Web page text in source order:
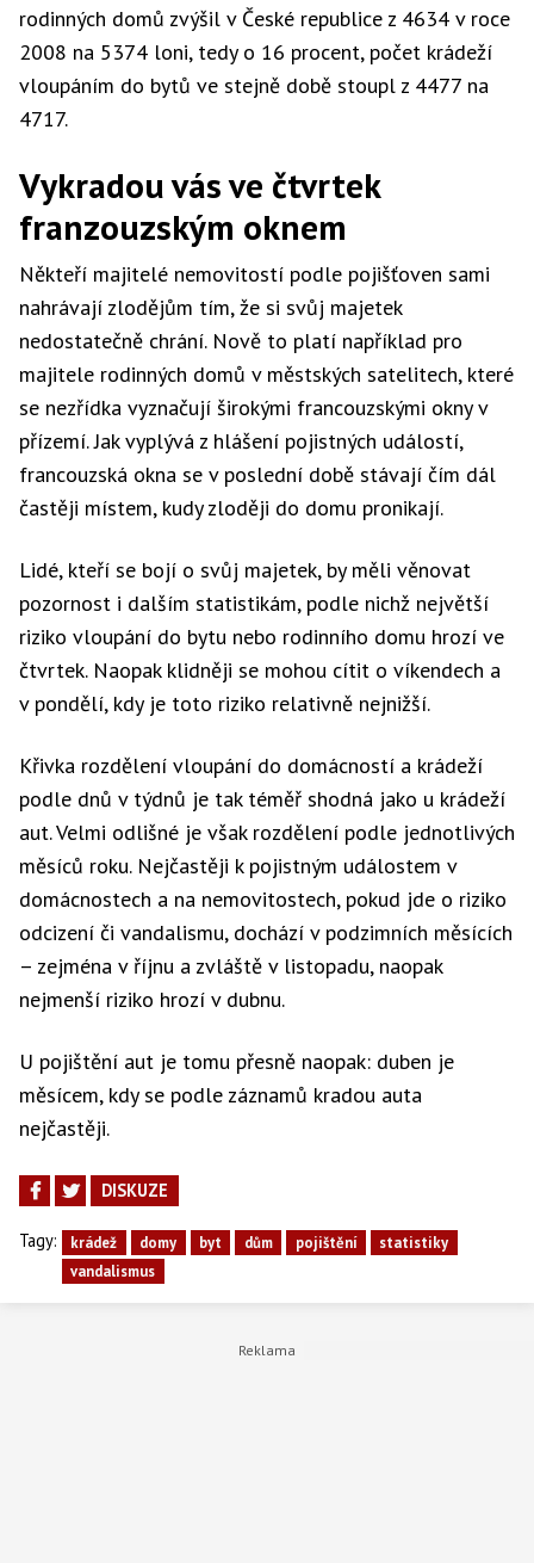
rodinných domů zvýšil v České republice z 4634 v roce
2008 na 5374 loni, tedy o 16 procent, počet krádeží
vloupáním do bytů ve stejně době stoupl z 4477 na
4717.
Vykradou vás ve čtvrtek
franzouzským oknem
Někteří majitelé nemovitostí podle pojišťoven sami
nahrávají zlodějům tím, že si svůj majetek
nedostatečně chrání. Nově to platí například pro
majitele rodinných domů v městských satelitech, které
se nezřídka vyznačují širokými francouzskými okny v
přízemí. Jak vyplývá z hlášení pojistných událostí,
francouzská okna se v poslední době stávají čím dál
častěji místem, kudy zloději do domu pronikají.
Lidé, kteří se bojí o svůj majetek, by měli věnovat
pozornost i dalším statistikám, podle nichž největší
riziko vloupání do bytu nebo rodinního domu hrozí ve
čtvrtek. Naopak klidněji se mohou cítit o víkendech a
v pondělí, kdy je toto riziko relativně nejnižší.
Křivka rozdělení vloupání do domácností a krádeží
podle dnů v týdnů je tak téměř shodná jako u krádeží
aut. Velmi odlišné je však rozdělení podle jednotlivých
měsíců roku. Nejčastěji k pojistným událostem v
domácnostech a na nemovitostech, pokud jde o riziko
odcizení či vandalismu, dochází v podzimních měsících
– zejména v říjnu a zvláště v listopadu, naopak
nejmenší riziko hrozí v dubnu.
U pojištění aut je tomu přesně naopak: duben je
měsícem, kdy se podle záznamů kradou auta
nejčastěji.
DISKUZE
Tagy: krádež domy byt dům pojištění
statistiky
vandalismus